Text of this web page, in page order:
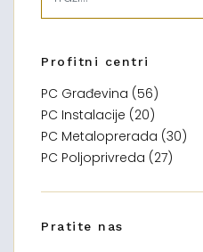
Profitni centri
PC Građevina (56)
PC Instalacije (20)
PC Metaloprerada (30)
PC Poljoprivreda (27)
Pratite nas